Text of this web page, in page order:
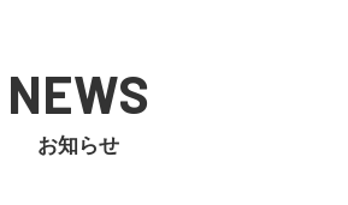
NEWS
お知らせ